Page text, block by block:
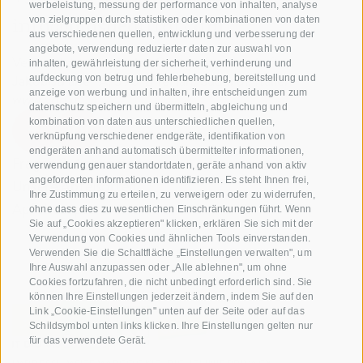
werbeleistung, messung der performance von inhalten, analyse
von zielgruppen durch statistiken oder kombinationen von daten
aus verschiedenen quellen, entwicklung und verbesserung der
angebote, verwendung reduzierter daten zur auswahl von
inhalten, gewährleistung der sicherheit, verhinderung und
aufdeckung von betrug und fehlerbehebung, bereitstellung und
anzeige von werbung und inhalten, ihre entscheidungen zum
datenschutz speichern und übermitteln, abgleichung und
kombination von daten aus unterschiedlichen quellen,
verknüpfung verschiedener endgeräte, identifikation von
endgeräten anhand automatisch übermittelter informationen,
verwendung genauer standortdaten, geräte anhand von aktiv
angeforderten informationen identifizieren. Es steht Ihnen frei,
Ihre Zustimmung zu erteilen, zu verweigern oder zu widerrufen,
ohne dass dies zu wesentlichen Einschränkungen führt. Wenn
Sie auf „Cookies akzeptieren" klicken, erklären Sie sich mit der
Verwendung von Cookies und ähnlichen Tools einverstanden.
Verwenden Sie die Schaltfläche „Einstellungen verwalten", um
Ihre Auswahl anzupassen oder „Alle ablehnen", um ohne
Cookies fortzufahren, die nicht unbedingt erforderlich sind. Sie
können Ihre Einstellungen jederzeit ändern, indem Sie auf den
Link „Cookie-Einstellungen" unten auf der Seite oder auf das
Schildsymbol unten links klicken. Ihre Einstellungen gelten nur
für das verwendete Gerät.
info@biosuedtirol.com
Verband der Südtiroler Obstgenossenschaften
Jakobistraße 1A, 39018 Terlan, Südtirol, Italien
www.vog.it
Fragen & Antworten
Unsere Apfelsorten
Apfelrezepte